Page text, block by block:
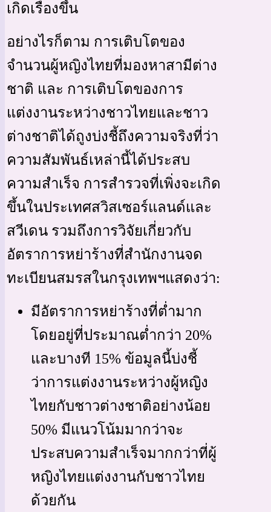
เกิดเรื่องขึ้น
อย่างไรก็ตาม การเติบโตของ
จำนวนผู้หญิงไทยที่มองหาสามีต่าง
ชาติ และ การเติบโตของการ
แต่งงานระหว่างชาวไทยและชาว
ต่างชาติได้ถูงบ่งชี้ถึงความจริงที่ว่า
ความสัมพันธ์เหล่านี้ได้ประสบ
ความสำเร็จ การสำรวจที่เพิ่งจะเกิด
ขึ้นในประเทศสวิสเซอร์แลนด์และ
สวีเดน รวมถึงการวิจัยเกี่ยวกับ
อัตราการหย่าร้างที่สำนักงานจด
ทะเบียนสมรสในกรุงเทพฯแสดงว่า:
มีอัตราการหย่าร้างที่ต่ำมาก
โดยอยู่ที่ประมาณต่ำกว่า 20%
และบางที 15% ข้อมูลนี้บ่งชี้
ว่าการแต่งงานระหว่างผู้หญิง
ไทยกับชาวต่างชาติอย่างน้อย
50% มีแนวโน้มมากว่าจะ
ประสบความสำเร็จมากกว่าที่ผู้
หญิงไทยแต่งงานกับชาวไทย
ด้วยกัน